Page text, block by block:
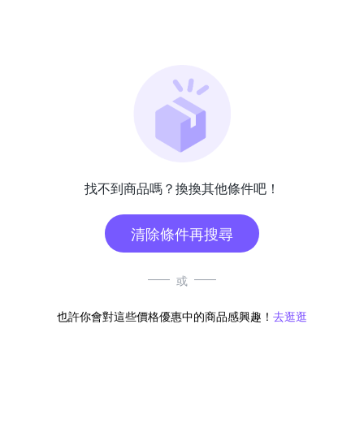
找不到商品嗎？換換其他條件吧！
清除條件再搜尋
或
也許你會對這些價格優惠中的商品感興趣！ 去逛逛